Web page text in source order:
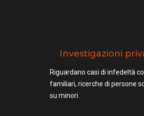
Investigazioni
Riguardano casi di infedeltà
familiari, ricerche di persone
su minori.